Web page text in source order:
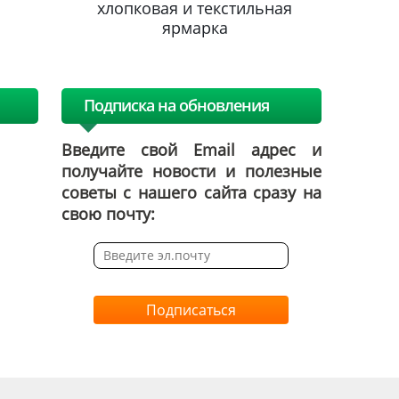
хлопковая и текстильная
ярмарка
Подписка на обновления
Введите свой Email адрес и
получайте новости и полезные
советы с нашего сайта сразу на
свою почту:
Подписаться